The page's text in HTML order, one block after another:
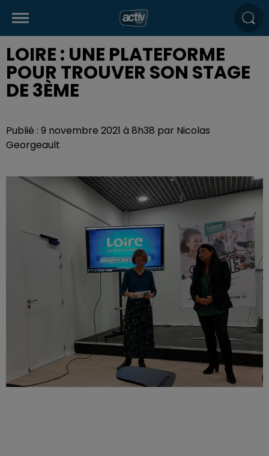
LOIRE : UNE PLATEFORME
POUR TROUVER SON STAGE
DE 3ÈME
Publié : 9 novembre 2021 à 8h38 par Nicolas
Georgeault